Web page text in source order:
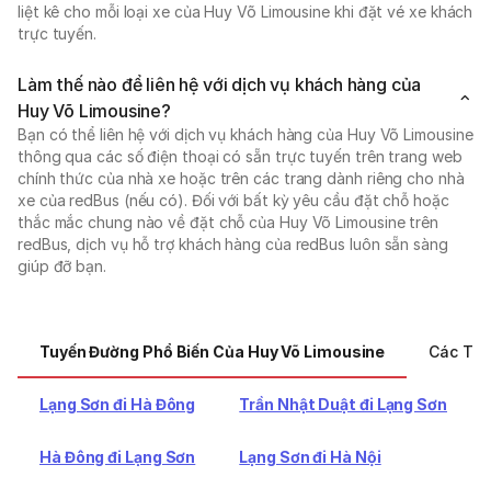
liệt kê cho mỗi loại xe của Huy Võ Limousine khi đặt vé xe khách
trực tuyến.
Làm thế nào để liên hệ với dịch vụ khách hàng của
Huy Võ Limousine?
Bạn có thể liên hệ với dịch vụ khách hàng của Huy Võ Limousine
thông qua các số điện thoại có sẵn trực tuyến trên trang web
chính thức của nhà xe hoặc trên các trang dành riêng cho nhà
xe của redBus (nếu có). Đối với bất kỳ yêu cầu đặt chỗ hoặc
thắc mắc chung nào về đặt chỗ của Huy Võ Limousine trên
redBus, dịch vụ hỗ trợ khách hàng của redBus luôn sẵn sàng
giúp đỡ bạn.
Tuyến Đường Phổ Biến Của Huy Võ Limousine Các
Lạng Sơn đi Hà Đông Trần Nhật Duật đi Lạng Sơn
Hà Đông đi Lạng Sơn Lạng Sơn đi Hà Nội